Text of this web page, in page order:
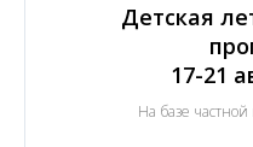
Детская
17-21
На базе